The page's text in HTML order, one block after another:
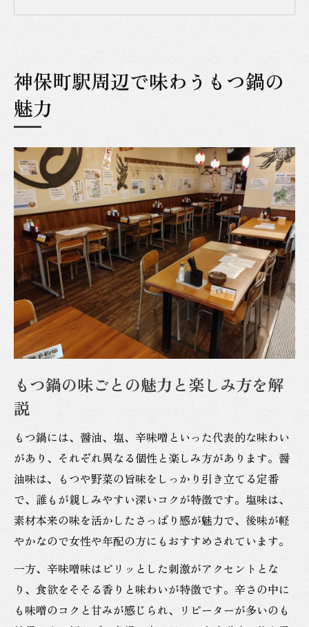
多彩な味が楽しめるもつ鍋の選び方入門
醤油塩辛味噌でもつ鍋の奥深さ体験
さ
辛味噌もつ鍋のピリ辛食感と旨味を満喫
もつ鍋バリエーションとは何かを徹底解説
多彩な味が楽しめるもつ鍋入門案内
もつ鍋初心者におすすめの味選びポイント
醤油塩辛味噌別もつ鍋の特徴を比較解説
もつ鍋のバリエーションを体験する方法
神保町駅周辺のもつ鍋で味巡りを満喫
もつ鍋の味バリエーションで広がる楽しさ
こだわり派なら知りたいもつ鍋アレンジ術
もつ鍋に合う食材アレンジで広がる味世界
家庭でも試せるもつ鍋アレンジのコツ
気分で変えるもつ鍋の味アレンジ方法
もつ鍋選びを迷う人へ味の特徴を徹底解説
醤油もつ鍋の特徴とおすすめポイントまと
め
塩味もつ鍋で人気の理由と食べ方を紹介
辛味噌もつ鍋の魅力と選び方のポイント
もつ鍋バリエーション別の味比較ガイド
自分に合ったもつ鍋の味の見つけ方
神保町駅周辺で味わうもつ鍋の
魅力
もつ鍋の味ごとの魅力と楽しみ方を解
説
もつ鍋には、醤油、塩、辛味噌といった代表的な味わい
があり、それぞれ異なる個性と楽しみ方があります。醤
油味は、もつや野菜の旨味をしっかり引き立てる定番
で、誰もが親しみやすい深いコクが特徴です。塩味は、
素材本来の味を活かしたさっぱり感が魅力で、後味が軽
やかなので女性や年配の方にもおすすめされています。
一方、辛味噌味はピリッとした刺激がアクセントとな
り、食欲をそそる香りと味わいが特徴です。辛さの中に
も味噌のコクと甘みが感じられ、リピーターが多いのも